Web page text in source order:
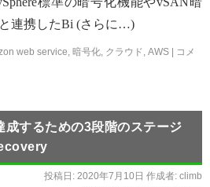
連携したBi (さらに…)
web service, 暗号化, クラウド, AWS
コメ
成するための3段階のステージ
投稿日: 2020年7月10日 作成者: climb